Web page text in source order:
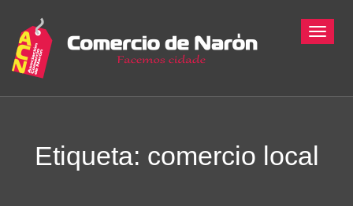
Etiqueta: comercio local